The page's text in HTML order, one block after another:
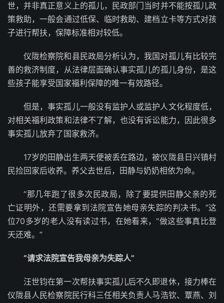
世，并非真正意义上的孤儿，民政部门当时并不能按孤儿政
策救助，一般会通过低保、临时救助、建档立卡等方式对孩
子进行帮扶，保障标准相对较低。
仪陇检察院和县民政局分析认为，我国对孤儿有比较完
善的救济制度，从法律层面确认事实孤儿的孤儿身份，是这
些孩子能享受国家福利保障的唯一有效路径。
但是，事实孤儿一般没有监护人或监护人文化程度低，
对相关福利政策和法律不了解，也没有诉讼能力，因此很多
事实孤儿放弃了国家救济。
17岁的田静出生两天便被丢在路边，被仪陇县日兴镇村
民捡回家后收养。养父去世后，田静与奶奶相依为命。
“那几年跑了很多次民政局，除了要提供田静父亲的死
亡证明外，还需要拿到法院宣告她母亲失踪的判决书。”这
位70多岁的老人没有读过书，在她看来，“做这些事真比登
天还难。”
“请求法院宣告我母亲为失踪人”
汪世钧在第一次帮扶事实孤儿后不久即退休，接力棒在
仪陇县人民检察院民行科三任相关负责人马浩钦、覃燕、刘